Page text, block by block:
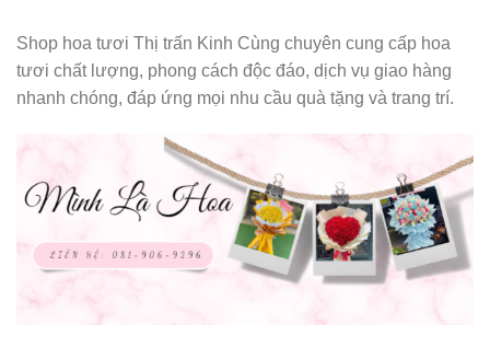
Shop hoa tươi Thị trấn Kinh Cùng chuyên cung cấp hoa
tươi chất lượng, phong cách độc đáo, dịch vụ giao hàng
nhanh chóng, đáp ứng mọi nhu cầu quà tặng và trang trí.